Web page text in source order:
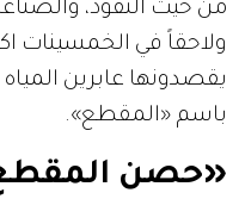
من حيث النفوذ،
ولاحقاً في الخمسينات
يقصدونها عابرين
باسم «المقطع».
«حصن